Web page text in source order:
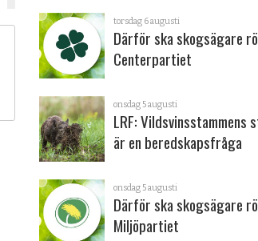
torsdag 6 augusti
Därför ska skogsägare
Centerpartiet
onsdag 5 augusti
LRF: Vildsvinsstammens
är en beredskapsfråga
onsdag 5 augusti
Därför ska skogsägare
Miljöpartiet